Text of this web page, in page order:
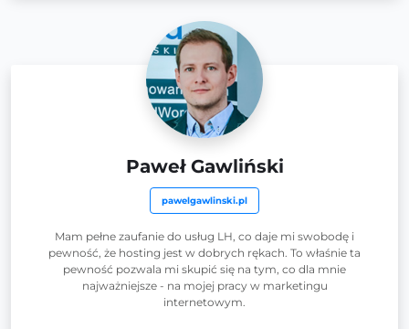
Paweł Gawliński
pawelgawlinski.pl
Mam pełne zaufanie do usług LH, co daje mi swobodę i
pewność, że hosting jest w dobrych rękach. To właśnie ta
pewność pozwala mi skupić się na tym, co dla mnie
najważniejsze - na mojej pracy w marketingu
internetowym.